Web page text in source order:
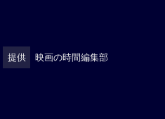
提供 映画の時間編集部